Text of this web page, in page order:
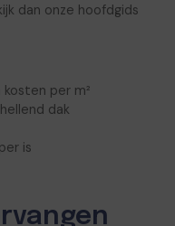
dan onze hoofdgids
per m²
dak
is